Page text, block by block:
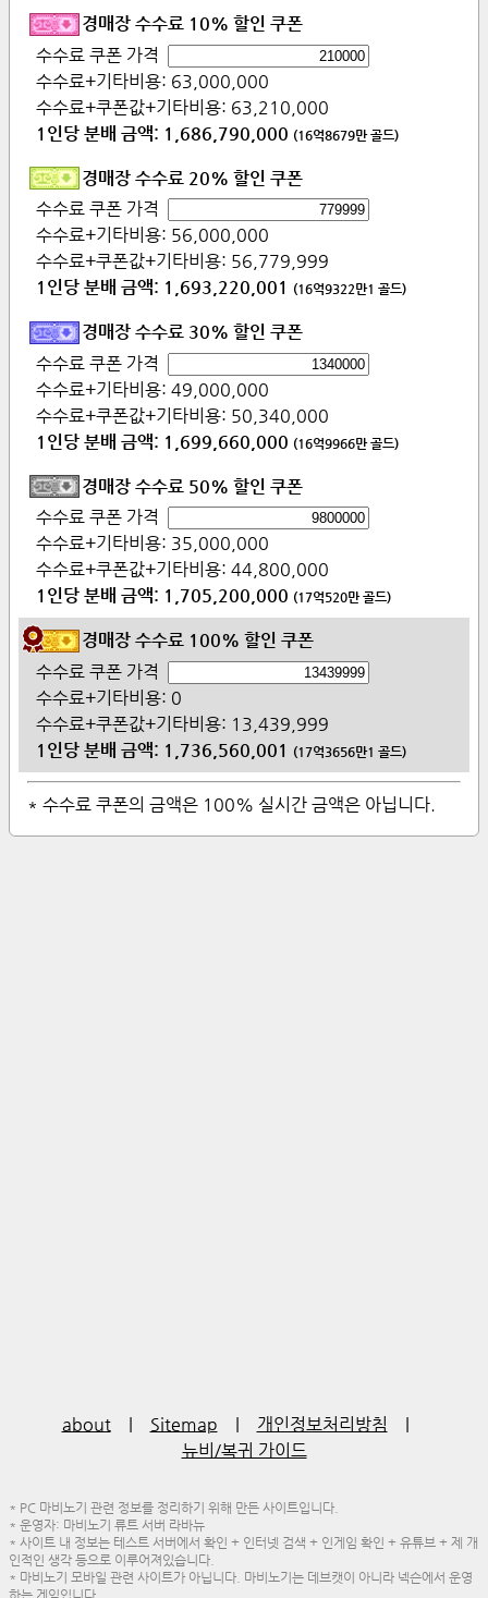
경매장 수수료 10% 할인 쿠폰
수수료 쿠폰 가격
수수료+기타비용: 63,000,000
수수료+쿠폰값+기타비용: 63,210,000
1인당 분배 금액: 1,686,790,000 (16억8679만골드)
경매장 수수료 20% 할인 쿠폰
수수료 쿠폰 가격
수수료+기타비용: 56,000,000
수수료+쿠폰값+기타비용: 56,779,999
1인당 분배 금액: 1,693,220,001 (16억9322만1 골드)
경매장 수수료 30% 할인 쿠폰
수수료 쿠폰 가격
수수료+기타비용: 49,000,000
수수료+쿠폰값+기타비용: 50,340,000
1인당 분배 금액: 1,699,660,000 (16억9966만골드)
경매장 수수료 50% 할인 쿠폰
수수료 쿠폰 가격
수수료+기타비용: 35,000,000
수수료+쿠폰값+기타비용: 44,800,000
1인당 분배 금액: 1,705,200,000 (17억520만골드)
경매장 수수료 100% 할인 쿠폰
수수료 쿠폰 가격
수수료+기타비용: 0
수수료+쿠폰값+기타비용: 13,439,999
1인당 분배 금액: 1,736,560,001 (17억3656만1 골드)
* 수수료 쿠폰의 금액은 100% 실시간 금액은 아닙니다.
about | Sitemap | 개인정보처리방침
|
뉴비/복귀 가이드
* PC 마비노기 관련 정보를 정리하기 위해 만든 사이트입니다.
* 운영자: 마비노기 류트 서버 라바뉴
* 사이트 내 정보는 테스트 서버에서 확인 + 인터넷 검색 + 인게임 확인 + 유튜브 + 제 개
인적인 생각 등으로 이루어져있습니다.
* 마비노기 모바일 관련 사이트가 아닙니다. 마비노기는 데브캣이 아니라 넥슨에서 운영
하는 게임입니다.